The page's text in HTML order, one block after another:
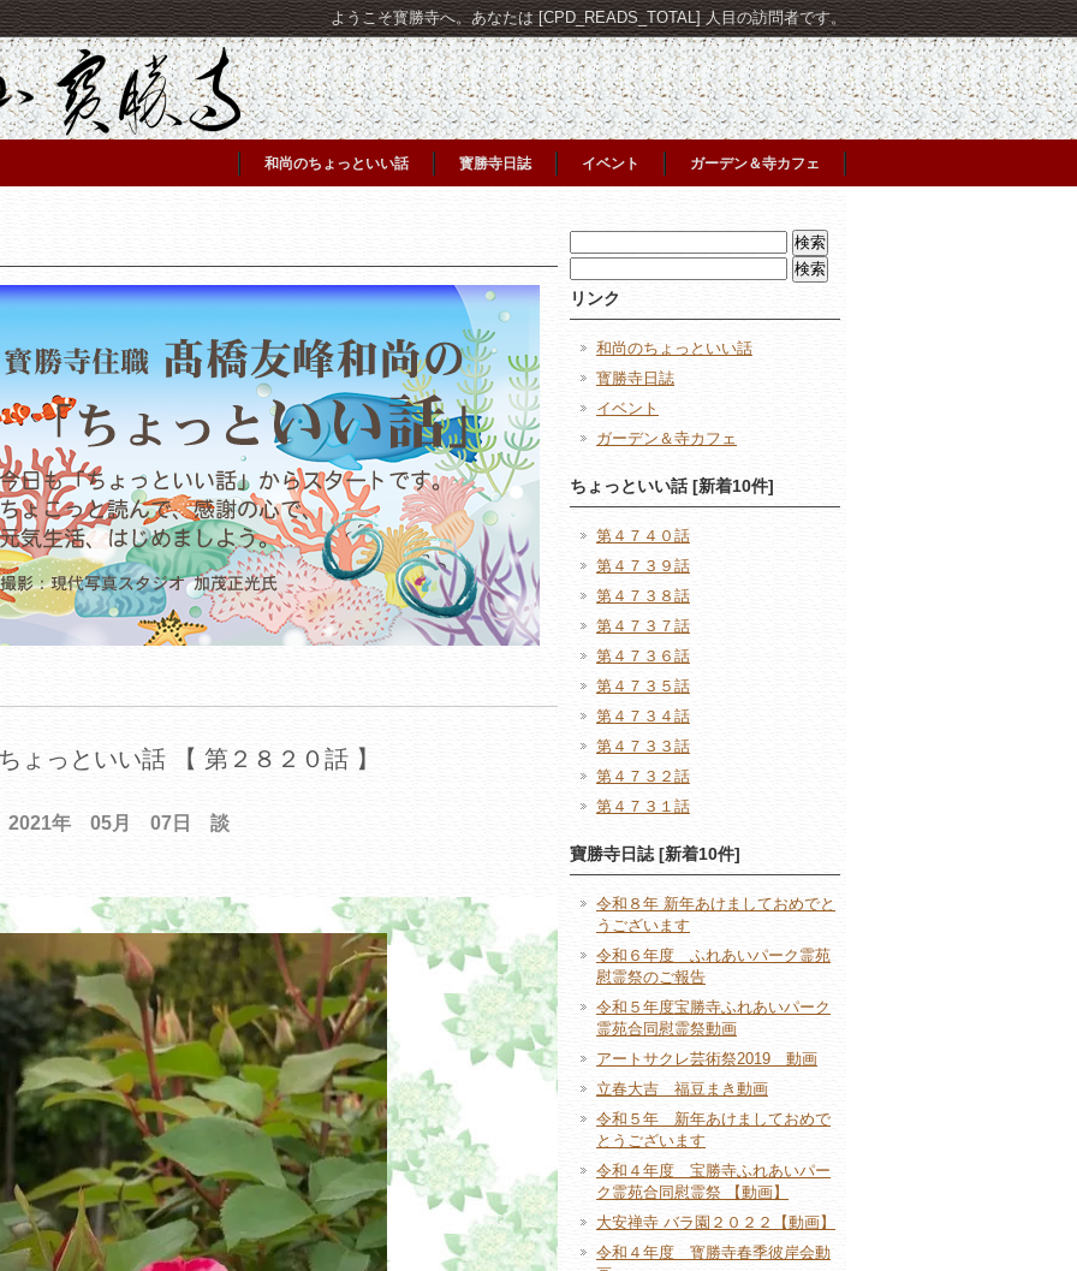
ようこそ寳勝寺へ。あなたは [CPD_READS_TOTAL] 人目の訪問者です。
和尚のちょっといい話 寳勝寺日誌 イベント ガーデン＆寺カフェ
ょっといい話 【 第２８２０話 】
2021年 05月 07日 談
索:
索:
リンク
和尚のちょっといい話
寳勝寺日誌
イベント
ガーデン＆寺カフェ
ちょっといい話 [新着10件]
第４７４０話
第４７３９話
第４７３８話
第４７３７話
第４７３６話
第４７３５話
第４７３４話
第４７３３話
第４７３２話
第４７３１話
寶勝寺日誌 [新着10件]
令和８年 新年あけましておめでと
うございます
令和６年度 ふれあいパーク霊苑
慰霊祭のご報告
令和５年度宝勝寺ふれあいパーク
霊苑合同慰霊祭動画
アートサクレ芸術祭2019 動画
立春大吉 福豆まき動画
令和５年 新年あけましておめで
とうございます
令和４年度 宝勝寺ふれあいパー
ク霊苑合同慰霊祭 【動画】
大安禅寺 バラ園２０２２【動画】
令和４年度 寳勝寺春季彼岸会動